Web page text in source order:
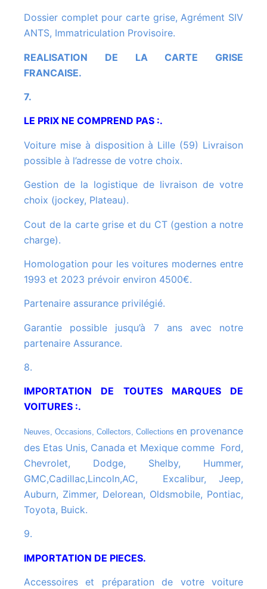
Dossier complet pour carte grise, Agrément SIV
ANTS, Immatriculation Provisoire.
REALISATION DE LA CARTE GRISE
FRANCAISE.
7.
LE PRIX NE COMPREND PAS :.
Voiture mise à disposition à Lille (59) Livraison
possible à l’adresse de votre choix.
Gestion de la logistique de livraison de votre
choix (jockey, Plateau).
Cout de la carte grise et du CT (gestion a notre
charge).
Homologation pour les voitures modernes entre
1993 et 2023 prévoir environ 4500€.
Partenaire assurance privilégié.
Garantie possible jusqu’à 7 ans avec notre
partenaire Assurance.
8.
IMPORTATION DE TOUTES MARQUES DE
VOITURES :.
Neuves, Occasions, Collectors, Collections en provenance
des Etas Unis, Canada et Mexique comme Ford,
Chevrolet, Dodge, Shelby, Hummer,
GMC,Cadillac,Lincoln,AC, Excalibur, Jeep,
Auburn, Zimmer, Delorean, Oldsmobile, Pontiac,
Toyota, Buick.
9.
IMPORTATION DE PIECES.
Accessoires et préparation de votre voiture